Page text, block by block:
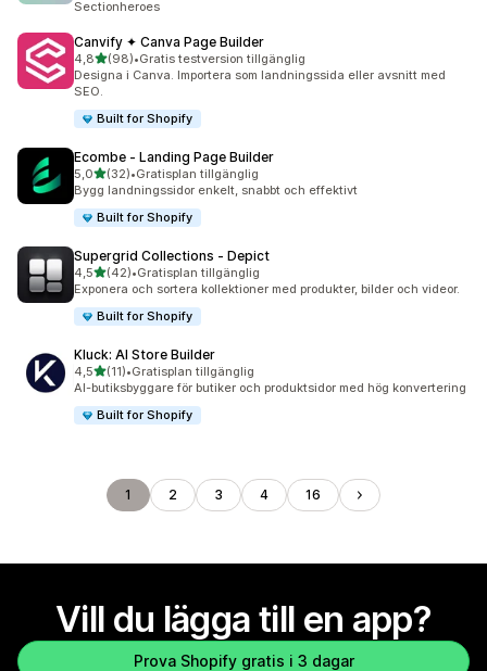
Sectionheroes
Canvify ✦ Canva Page Builder
4,8av 5 stjärnor
(98)
98 recensioner totalt
•Gratis testversion tillgänglig
Designa i Canva. Importera som landningssida eller avsnitt med
SEO.
Built for Shopify
Ecombe ‑ Landing Page Builder
5,0av 5 stjärnor
(32)
32 recensioner totalt
•Gratisplan tillgänglig
Bygg landningssidor enkelt, snabbt och effektivt
Built for Shopify
Supergrid Collections ‑ Depict
4,5av 5 stjärnor
(42)
42 recensioner totalt
•Gratisplan tillgänglig
Exponera och sortera kollektioner med produkter, bilder och videor.
Built for Shopify
Kluck: AI Store Builder
4,5av 5 stjärnor
(11)
11 recensioner totalt
•Gratisplan tillgänglig
AI-butiksbyggare för butiker och produktsidor med hög konvertering
Built for Shopify
1 2 3 4 16
Vill du lägga till en app?
Prova Shopify gratis i 3 dagar